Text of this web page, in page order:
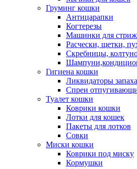
Груминг кошки
Антицарапки
Когтерезы
Машинки для
Расчески, щетки,
Скребницы,
Гигиена кошки
Ликвидаторы запаха
Спреи
Туалет кошки
Коврики кошки
Лотки для кошек
Пакеты для лотков
Совки
Миски кошки
Коврики под миску
Кормушки